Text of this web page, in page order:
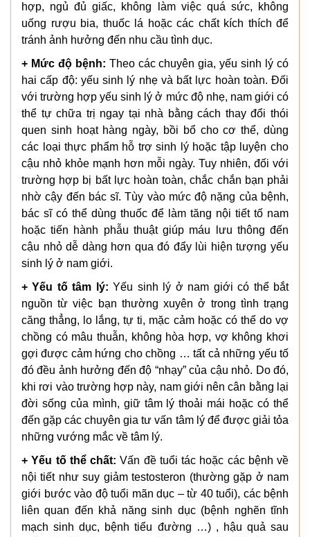
hợp, ngủ đủ giấc, không làm việc quá sức, không
uống rượu bia, thuốc lá hoặc các chất kích thích để
tránh ảnh hưởng đến nhu cầu tình dục.
+ Mức độ bệnh: Theo các chuyên gia, yếu sinh lý có
hai cấp độ: yếu sinh lý nhẹ và bất lực hoàn toàn. Đối
với trường hợp yếu sinh lý ở mức độ nhẹ, nam giới có
thể tự chữa trị ngay tại nhà bằng cách thay đổi thói
quen sinh hoạt hàng ngày, bồi bổ cho cơ thể, dùng
các loại thực phẩm hỗ trợ sinh lý hoặc tập luyện cho
cậu nhỏ khỏe mạnh hơn mỗi ngày. Tuy nhiên, đối với
trường hợp bị bất lực hoàn toàn, chắc chắn bạn phải
nhờ cậy đến bác sĩ. Tùy vào mức độ nặng của bệnh,
bác sĩ có thể dùng thuốc để làm tăng nội tiết tố nam
hoặc tiến hành phẫu thuật giúp máu lưu thông đến
cậu nhỏ dễ dàng hơn qua đó đẩy lùi hiện tượng yếu
sinh lý ở nam giới.
+ Yếu tố tâm lý: Yếu sinh lý ở nam giới có thể bắt
nguồn từ việc bạn thường xuyên ở trong tình trạng
căng thẳng, lo lắng, tự ti, mặc cảm hoặc có thể do vợ
chồng có mâu thuẫn, không hòa hợp, vợ không khơi
gợi được cảm hứng cho chồng … tất cả những yếu tố
đó đều ảnh hưởng đến độ “nhạy” của cậu nhỏ. Do đó,
khi rơi vào trường hợp này, nam giới nên cân bằng lại
đời sống của mình, giữ tâm lý thoải mái hoặc có thể
đến gặp các chuyên gia tư vấn tâm lý để được giải tỏa
những vướng mắc về tâm lý.
+ Yếu tố thể chất: Vấn đề tuổi tác hoặc các bệnh về
nội tiết như suy giảm testosteron (thường gặp ở nam
giới bước vào độ tuổi mãn dục – từ 40 tuổi), các bệnh
liên quan đến khả năng sinh dục (bệnh nghẽn tĩnh
mạch sinh dục, bệnh tiểu đường …) , hậu quả sau